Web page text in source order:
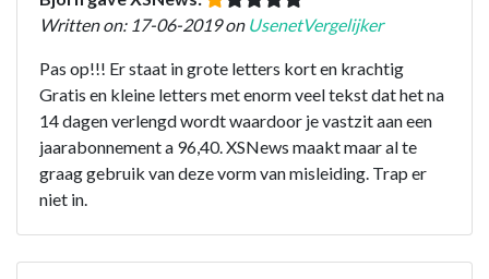
Written on: 17-06-2019 on UsenetVergelijker
Pas op!!! Er staat in grote letters kort en krachtig
Gratis en kleine letters met enorm veel tekst dat het na
14 dagen verlengd wordt waardoor je vastzit aan een
jaarabonnement a 96,40. XSNews maakt maar al te
graag gebruik van deze vorm van misleiding. Trap er
niet in.